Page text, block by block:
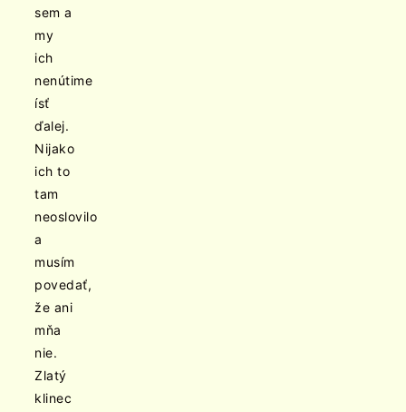
sem a
my
ich
nenútime
ísť
ďalej.
Nijako
ich to
tam
neoslovilo
a
musím
povedať,
že ani
mňa
nie.
Zlatý
klinec